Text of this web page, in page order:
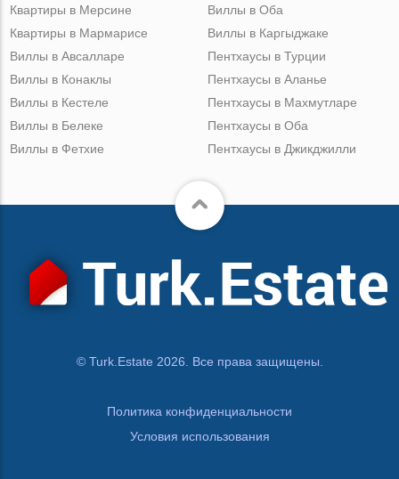
Квартиры в Мерсине
Квартиры в Мармарисе
Виллы в Оба
Виллы в Каргыджаке
Виллы в Авсалларе
Виллы в Конаклы
Виллы в Кестеле
Виллы в Белеке
Виллы в Фетхие
Пентхаусы в Турции
Пентхаусы в Аланье
Пентхаусы в Махмутларе
Пентхаусы в Оба
Пентхаусы в Джикджилли
© Turk.Estate 2026. Все права защищены.
Политика конфиденциальности
Условия использования